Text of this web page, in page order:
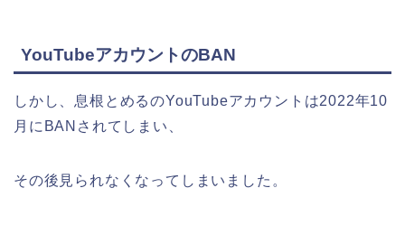
YouTubeアカウントのBAN
しかし、息根とめるのYouTubeアカウントは2022年10
月にBANされてしまい、
その後見られなくなってしまいました。